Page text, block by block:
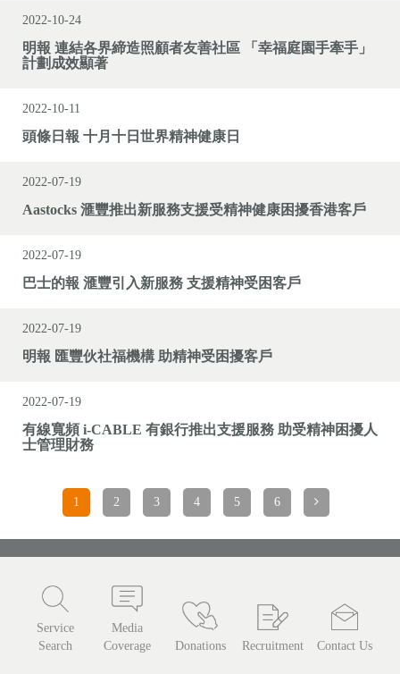
2022-10-24
明報 連結各界締造照顧者友善社區 「幸福庭園手牽手」
計劃成效顯著
2022-10-11
頭條日報 十月十日世界精神健康日
2022-07-19
Aastocks 滙豐推出新服務支援受精神健康困擾香港客戶
2022-07-19
巴士的報 滙豐引入新服務 支援精神受困客戶
2022-07-19
明報 匯豐伙社福機構 助精神受困擾客戶
2022-07-19
有線寬頻 i-CABLE 有銀行推出支援服務 助受精神困擾人
士管理財務
1 2 3 4 5 6
Service
Search
Media
Coverage
Donations Recruitment Contact Us